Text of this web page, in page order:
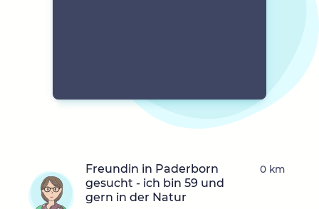
Freundin in Paderborn
gesucht - ich bin 59 und
gern in der Natur
0 km